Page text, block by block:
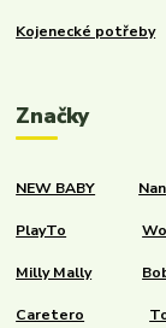
Kojenecké potřeby
Značky
NEW BABY
PlayTo
Milly Mally
Caretero